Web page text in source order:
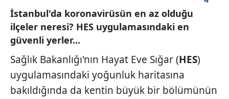
İstanbul'da koronavirüsün en az olduğu
ilçeler neresi? HES uygulamasındaki en
güvenli yerler...
Sağlık Bakanlığı'nın Hayat Eve Sığar (HES)
uygulamasındaki yoğunluk haritasına
bakıldığında da kentin büyük bir bölümünün